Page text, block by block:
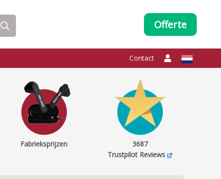
Offerte
Contact
Fabrieksprijzen
3687
Trustpilot Reviews